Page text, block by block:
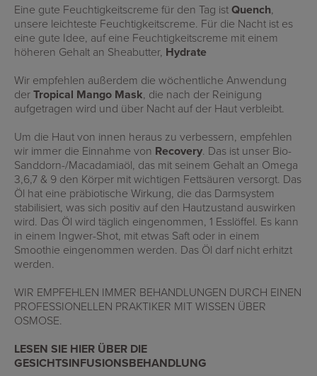
Eine gute Feuchtigkeitscreme für den Tag istQuench,
unsere leichteste Feuchtigkeitscreme. Für die Nacht ist es
eine gute Idee, auf eine Feuchtigkeitscreme mit einem
höheren Gehalt an Sheabutter, Hydrate
Wir empfehlen außerdem die wöchentliche Anwendung
derTropical Mango Mask, die nach der Reinigung
aufgetragen wird und über Nacht auf der Haut verbleibt.
Um die Haut von innen heraus zu verbessern, empfehlen
wir immer die Einnahme von Recovery. Das ist unser Bio-
Sanddorn-/Macadamiaöl, das mit seinem Gehalt an Omega
3,6,7 & 9 den Körper mit wichtigen Fettsäuren versorgt. Das
Öl hat eine präbiotische Wirkung, die das Darmsystem
stabilisiert, was sich positiv auf den Hautzustand auswirken
wird. Das Öl wird täglich eingenommen, 1 Esslöffel. Es kann
in einem Ingwer-Shot, mit etwas Saft oder in einem
Smoothie eingenommen werden. Das Öl darf nicht erhitzt
werden.
WIR EMPFEHLEN IMMER BEHANDLUNGEN DURCH EINEN
PROFESSIONELLEN PRAKTIKER MIT WISSEN ÜBER
OSMOSE.
LESEN SIE HIER ÜBER DIE
GESICHTSINFUSIONSBEHANDLUNG